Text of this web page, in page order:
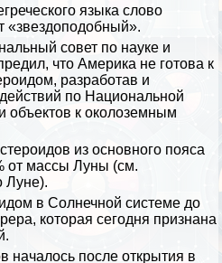
языка слово
«звездоподобный».
совет по науке и
что Америка не готова к
разработав и
по Национальной
объектов к околоземным
из основного пояса
от массы Луны (см.
Луне).
в Солнечной системе до
которая сегодня признана
началось после открытия в